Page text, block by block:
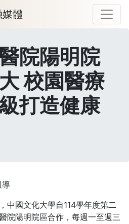
體
院陽明院
校園醫療
打造健康
導
中國文化大學自114學年度第二
院陽明院區合作，每週一至週三